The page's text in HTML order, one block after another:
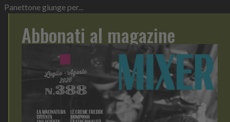
Panettone giunge per...
Abbonati al magazine